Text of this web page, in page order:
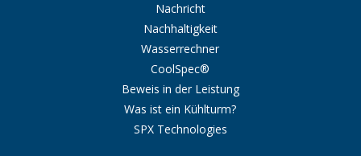
Nachricht
Nachhaltigkeit
Wasserrechner
CoolSpec®
Beweis in der Leistung
Was ist ein Kühlturm?
SPX Technologies